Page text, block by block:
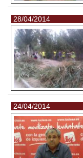
28/04/2014
24/04/2014